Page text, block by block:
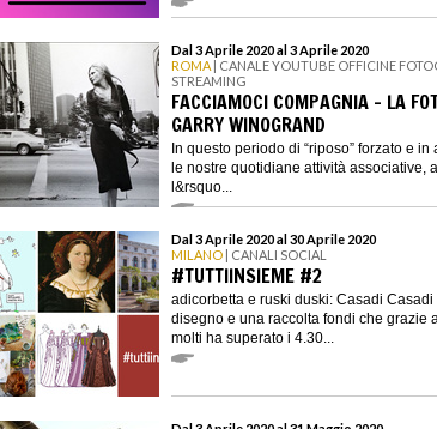
Dal 3 Aprile 2020 al 3 Aprile 2020
ROMA | CANALE YOUTUBE OFFICINE
STREAMING
FACCIAMOCI COMPAGNIA - LA
GARRY WINOGRAND
In questo periodo di “riposo” forzato e
le nostre quotidiane attività associative,
l&rsquo...
Dal 3 Aprile 2020 al 30 Aprile 2020
MILANO | CANALI SOCIAL
#TUTTIINSIEME #2
adicorbetta e ruski duski: Casadi Casadi
disegno e una raccolta fondi che grazie
molti ha superato i 4.30...